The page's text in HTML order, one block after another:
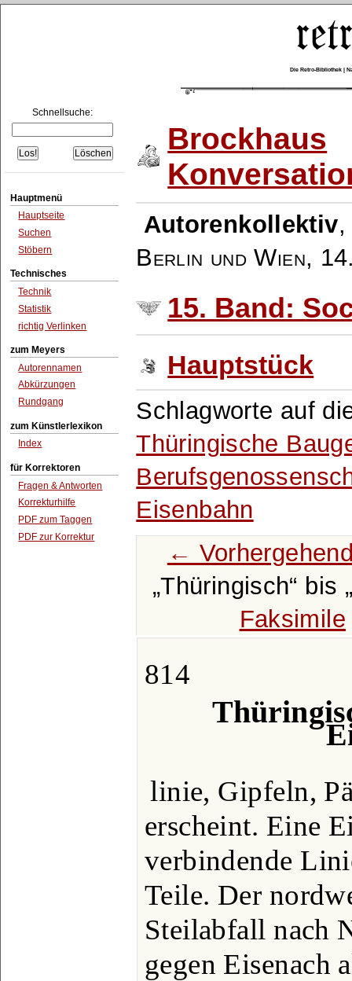
Die Retro-Bibliothek |
Schnellsuche:
Hauptmenü
Hauptseite
Suchen
Stöbern
Technisches
Technik
Statistik
richtig Verlinken
zum Meyers
Autorennamen
Abkürzungen
Rundgang
zum Künstlerlexikon
Index
für Korrektoren
Fragen & Antworten
Korrekturhilfe
PDF zum Taggen
PDF zur Korrektur
Brockhaus
Autorenkollektiv
Berlin und Wien,
15. Band:
Hauptstück
Schlagworte auf
Thüringische
Eisenbahn
←
Thüringisch
bis
Faksimile
814
linie, Gipfeln,
erscheint. Eine
verbindende
Teile. Der
Steilabfall nach
gegen Eisenach